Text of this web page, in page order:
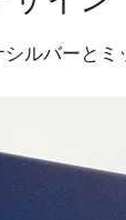
ルバーと